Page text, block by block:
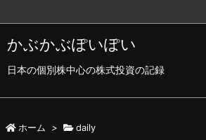
かぶかぶぽいぽい
日本の個別株中心の株式投資の記録
ホーム > daily